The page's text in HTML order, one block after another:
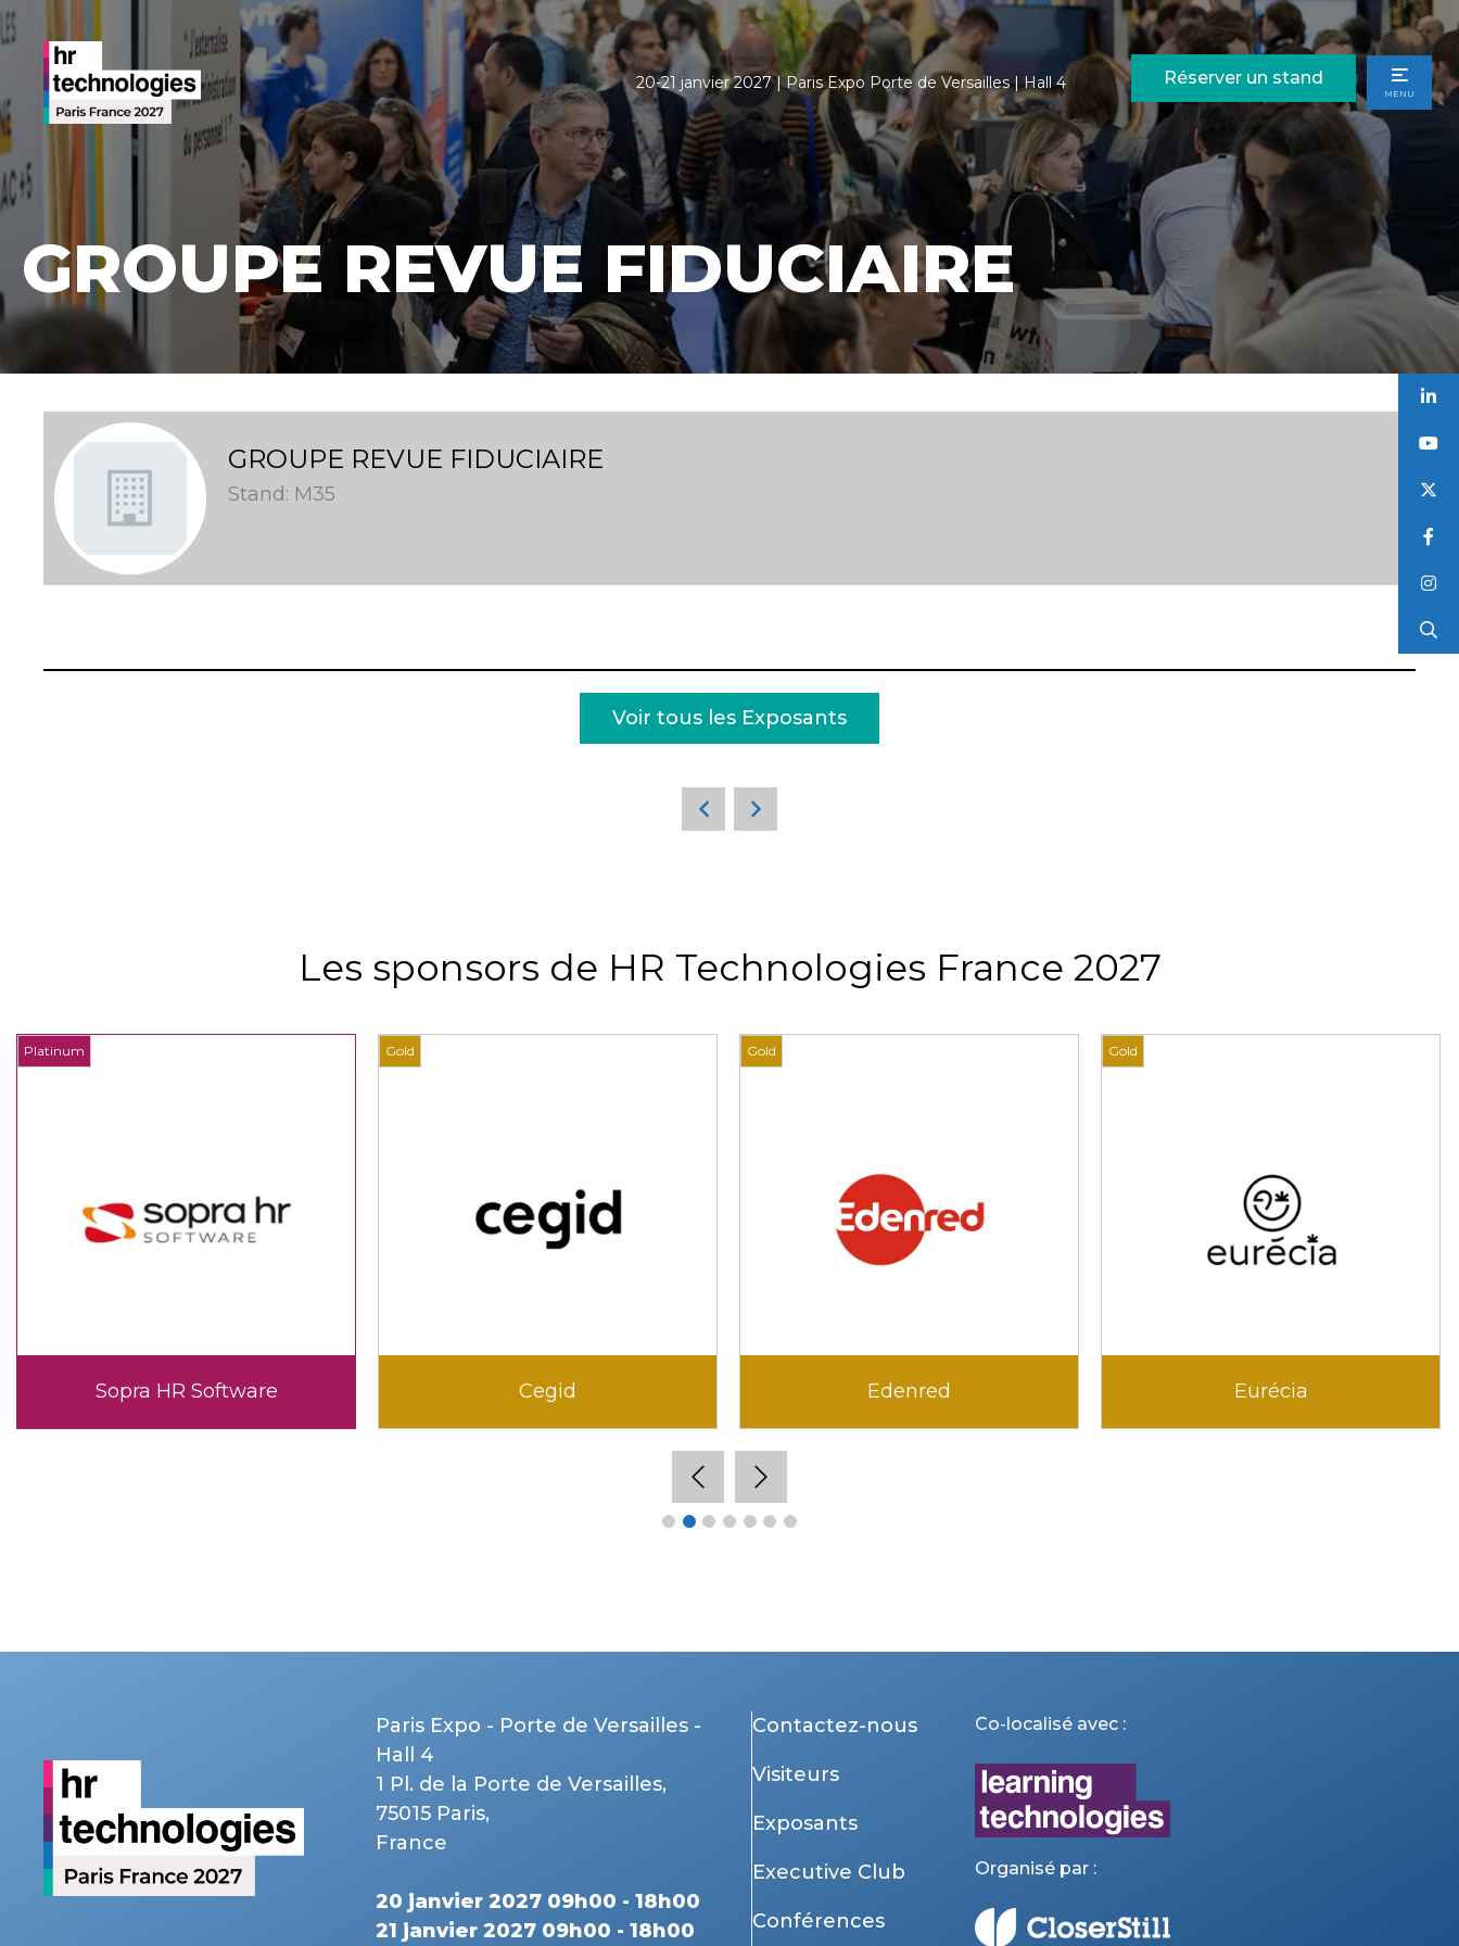
20-21 janvier 2027 | Paris Expo Porte de Versailles | Hall 4 Réserver un stand
MENU
GROUPE REVUE FIDUCIAIRE
GROUPE REVUE FIDUCIAIRE
Stand: M35
Voir tous les Exposants
Les sponsors de HR Technologies France 2027
Platinum
Sopra HR Software
Gold
Cegid
Gold
Edenred
Gold
Eurécia
Paris Expo - Porte de Versailles -
Hall 4
1 Pl. de la Porte de Versailles,
75015 Paris,
France
20 janvier 2027 09h00 - 18h00
21 janvier 2027 09h00 - 18h00
Contactez-nous
Visiteurs
Exposants
Executive Club
Conférences
Co-localisé avec :
Organisé par :